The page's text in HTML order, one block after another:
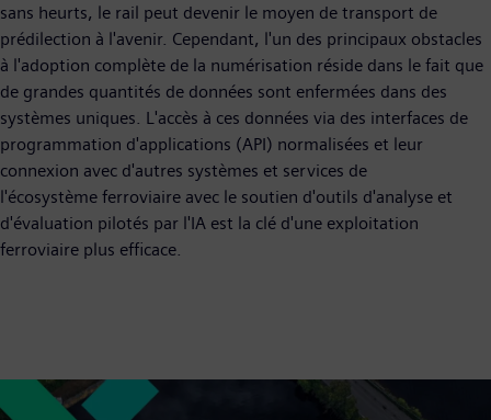
sans heurts, le rail peut devenir le moyen de transport de
prédilection à l'avenir. Cependant, l'un des principaux obstacles
à l'adoption complète de la numérisation réside dans le fait que
de grandes quantités de données sont enfermées dans des
systèmes uniques. L'accès à ces données via des interfaces de
programmation d'applications (API) normalisées et leur
connexion avec d'autres systèmes et services de
l'écosystème ferroviaire avec le soutien d'outils d'analyse et
d'évaluation pilotés par l'IA est la clé d'une exploitation
ferroviaire plus efficace.